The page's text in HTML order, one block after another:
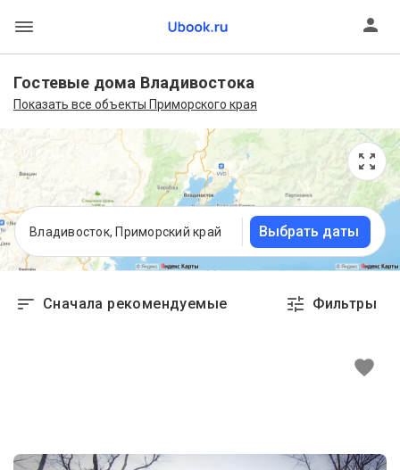
Гостевые дома Владивостока
Показать все объекты Приморского края
Владивосток, Приморский край Выбрать даты
Сначала рекомендуемые Фильтры